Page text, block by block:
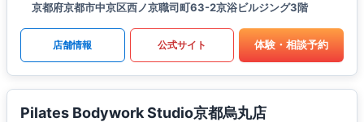
京都府京都市中京区西ノ京職司町63-2京浴ビルジング3階
店舗情報 公式サイト 体験・相談予約
Pilates Bodywork Studio京都烏丸店